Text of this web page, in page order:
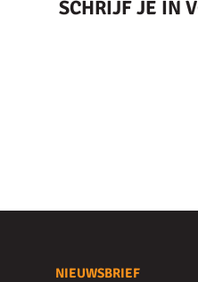
SCHRIJF JE IN
NIEUWSBRIEF